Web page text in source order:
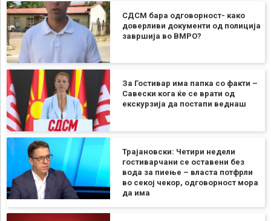
СДСМ бара одговорност- како
доверливи документи од полиција
завршија во ВМРО?
За Гостивар има папка со факти –
Савески кога ќе се врати од
екскурзија да постапи веднаш
Трајановски: Четири недели
гостиварчани се оставени без
вода за пиење – власта потфрли
во секој чекор, одговорност мора
да има